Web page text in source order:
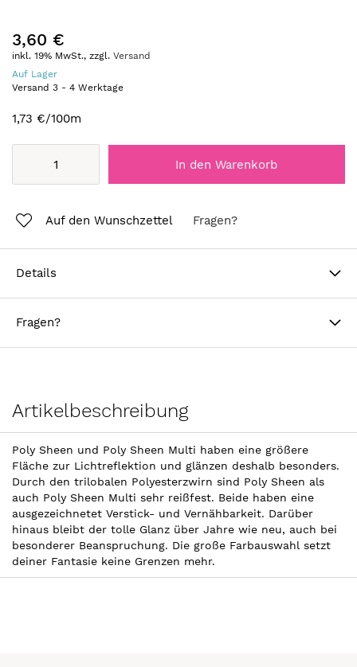
3,60 €
inkl. 19% MwSt., zzgl. Versand
Auf Lager
Versand 3 - 4 Werktage
1,73 €/100m
In den Warenkorb
Auf den Wunschzettel Fragen?
Details
Fragen?
Artikelbeschreibung
Poly Sheen und Poly Sheen Multi haben eine größere
Fläche zur Lichtreflektion und glänzen deshalb besonders.
Durch den trilobalen Polyesterzwirn sind Poly Sheen als
auch Poly Sheen Multi sehr reißfest. Beide haben eine
ausgezeichnetet Verstick- und Vernähbarkeit. Darüber
hinaus bleibt der tolle Glanz über Jahre wie neu, auch bei
besonderer Beanspruchung. Die große Farbauswahl setzt
deiner Fantasie keine Grenzen mehr.